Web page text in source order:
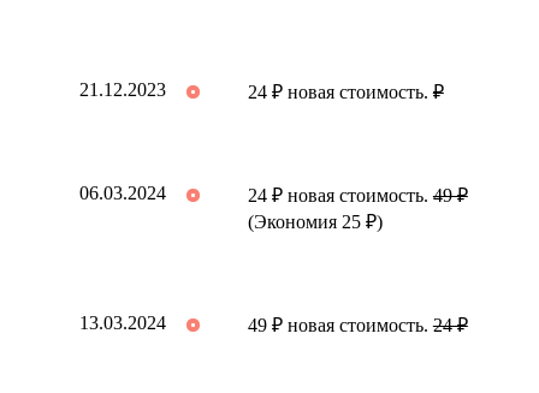
21.12.2023 24 ₽ новая стоимость.₽
06.03.2024 24 ₽ новая стоимость.49 ₽
(Экономия 25 ₽)
13.03.2024 49 ₽ новая стоимость.24 ₽